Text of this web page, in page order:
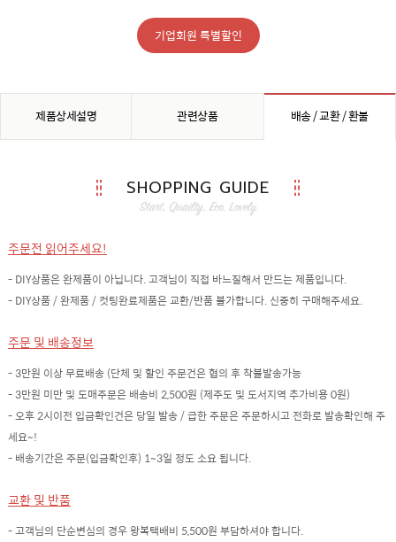
기업회원 특별할인
제품상세설명 관련상품 배송 / 교환 / 환불
SHOPPING GUIDE
주문전 읽어주세요!
- DIY상품은 완제품이 아닙니다. 고객님이 직접 바느질해서 만드는 제품입니다.
- DIY상품 / 완제품 / 컷팅완료제품은 교환/반품 불가합니다. 신중히 구매해주세요.
주문 및 배송정보
- 3만원 이상 무료배송 (단체 및 할인 주문건은 협의 후 착불발송가능
- 3만원 미만 및 도매주문은 배송비 2,500원 (제주도 및 도서지역 추가비용 0원)
- 오후 2시이전 입금확인건은 당일 발송 / 급한 주문은 주문하시고 전화로 발송확인해 주
세요~!
- 배송기간은 주문(입금확인후) 1~3일 정도 소요 됩니다.
교환 및 반품
- 고객님의 단순변심의 경우 왕복택배비 5,500원 부담하셔야 합니다.